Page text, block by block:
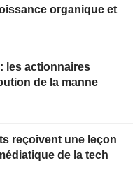
organique et
les actionnaires
de la manne
reçoivent une leçon
de la tech